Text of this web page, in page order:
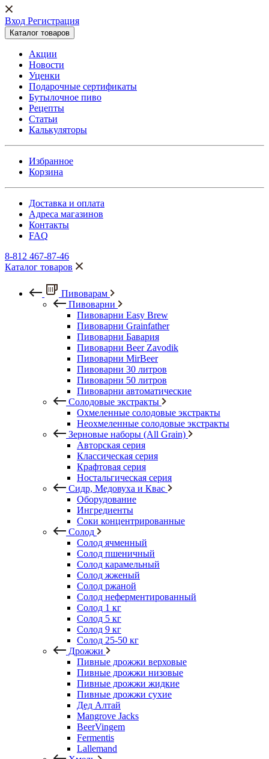
Вход Регистрация
Каталог товаров
Акции
Новости
Уценки
Подарочные сертификаты
Бутылочное пиво
Рецепты
Статьи
Калькуляторы
Избранное
Корзина
Доставка и оплата
Адреса магазинов
Контакты
FAQ
8-812 467-87-46
Каталог товаров
Пивоварам
Пивоварни
Пивоварни Easy Brew
Пивоварни Grainfather
Пивоварни Бавария
Пивоварни Beer Zavodik
Пивоварни MirBeer
Пивоварни 30 литров
Пивоварни 50 литров
Пивоварни автоматические
Солодовые экстракты
Охмеленные солодовые экстракты
Неохмеленные солодовые экстракты
Зерновые наборы (All Grain)
Авторская серия
Классическая серия
Крафтовая серия
Ностальгическая серия
Сидр, Медовуха и Квас
Оборудование
Ингредиенты
Соки концентрированные
Солод
Солод ячменный
Солод пшеничный
Солод карамельный
Солод жженый
Солод ржаной
Солод неферментированный
Солод 1 кг
Солод 5 кг
Солод 9 кг
Солод 25-50 кг
Дрожжи
Пивные дрожжи верховые
Пивные дрожжи низовые
Пивные дрожжи жидкие
Пивные дрожжи сухие
Дед Алтай
Mangrove Jacks
BeerVingem
Fermentis
Lallemand